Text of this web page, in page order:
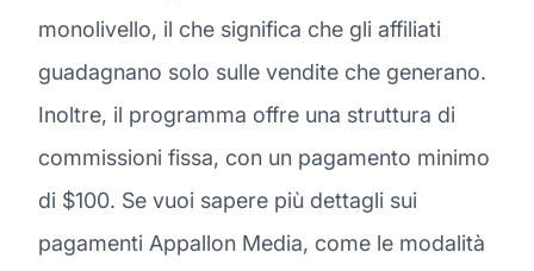
monolivello, il che significa che gli affiliati
guadagnano solo sulle vendite che generano.
Inoltre, il programma offre una struttura di
commissioni fissa, con un pagamento minimo
di $100. Se vuoi sapere più dettagli sui
pagamenti Appallon Media, come le modalità